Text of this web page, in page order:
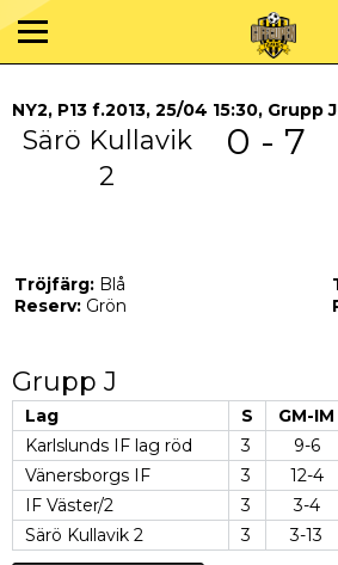
NY2, P13 f.2013, 25/04 15:30, Grupp J
Särö Kullavik
2
0 - 7
Tröjfärg: Blå
Reserv: Grön
Grupp J
Lag S GM-IM
Karlslunds IF lag röd
3 9-6
Vänersborgs IF
3 12-4
IF Väster/2
3 3-4
Särö Kullavik 2
3 3-13